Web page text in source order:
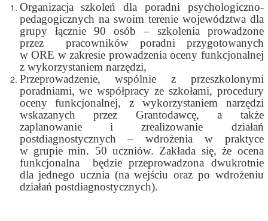
Organizacja szkoleń dla poradni psychologiczno-
pedagogicznych na swoim terenie województwa dla
grupy łącznie 90 osób – szkolenia prowadzone
przez pracowników poradni przygotowanych
w ORE w zakresie prowadzenia oceny funkcjonalnej
z wykorzystaniem narzędzi,
Przeprowadzenie, wspólnie z przeszkolonymi
poradniami, we współpracy ze szkołami, procedury
oceny funkcjonalnej, z wykorzystaniem narzędzi
wskazanych przez Grantodawcę, a także
zaplanowanie i zrealizowanie działań
postdiagnostycznych – wdrożenia w praktyce
w grupie min. 50 uczniów. Zakłada się, że ocena
funkcjonalna będzie przeprowadzona dwukrotnie
dla jednego ucznia (na wejściu oraz po wdrożeniu
działań postdiagnostycznych).